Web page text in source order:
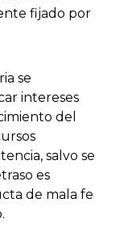
fijado por
se
intereses
del
salvo se
es
de mala fe